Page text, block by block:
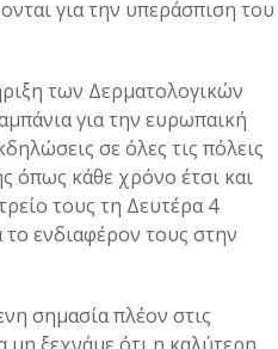
για την υπεράσπιση του
των Δερματολογικών
για την ευρωπαική
σε όλες τις πόλεις
όπως κάθε χρόνο έτσι και
τους τη Δευτέρα 4
ενδιαφέρον τους στην
σημασία πλέον στις